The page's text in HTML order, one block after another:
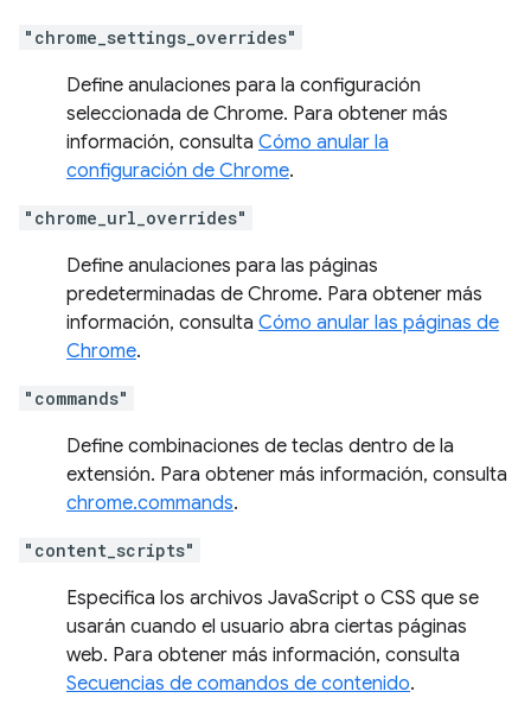
"chrome_settings_overrides"
Define anulaciones para la configuración
seleccionada de Chrome. Para obtener más
información, consulta Cómo anular la
configuración de Chrome.
"chrome_url_overrides"
Define anulaciones para las páginas
predeterminadas de Chrome. Para obtener más
información, consulta Cómo anular las páginas de
Chrome.
"commands"
Define combinaciones de teclas dentro de la
extensión. Para obtener más información, consulta
chrome.commands.
"content_scripts"
Especifica los archivos JavaScript o CSS que se
usarán cuando el usuario abra ciertas páginas
web. Para obtener más información, consulta
Secuencias de comandos de contenido.